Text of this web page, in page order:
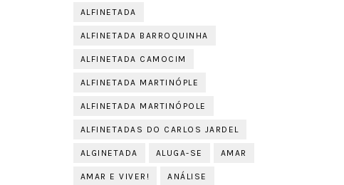
ALFINETADA
ALFINETADA BARROQUINHA
ALFINETADA CAMOCIM
ALFINETADA MARTINÓPLE
ALFINETADA MARTINÓPOLE
ALFINETADAS DO CARLOS JARDEL
ALGINETADA ALUGA-SE AMAR
AMAR E VIVER! ANÁLISE